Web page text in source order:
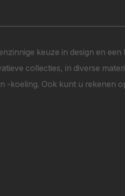
keuze in design en
collecties, in diverse
koeling. Ook kunt u rekenen